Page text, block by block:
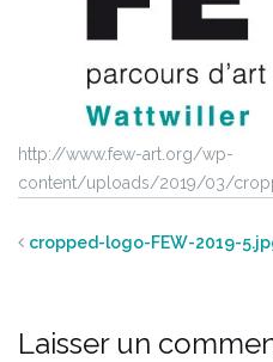
http://www.few-art.org/wp-
content/uploads/2019/03/
cropped-logo-FEW-2019-
Laisser un